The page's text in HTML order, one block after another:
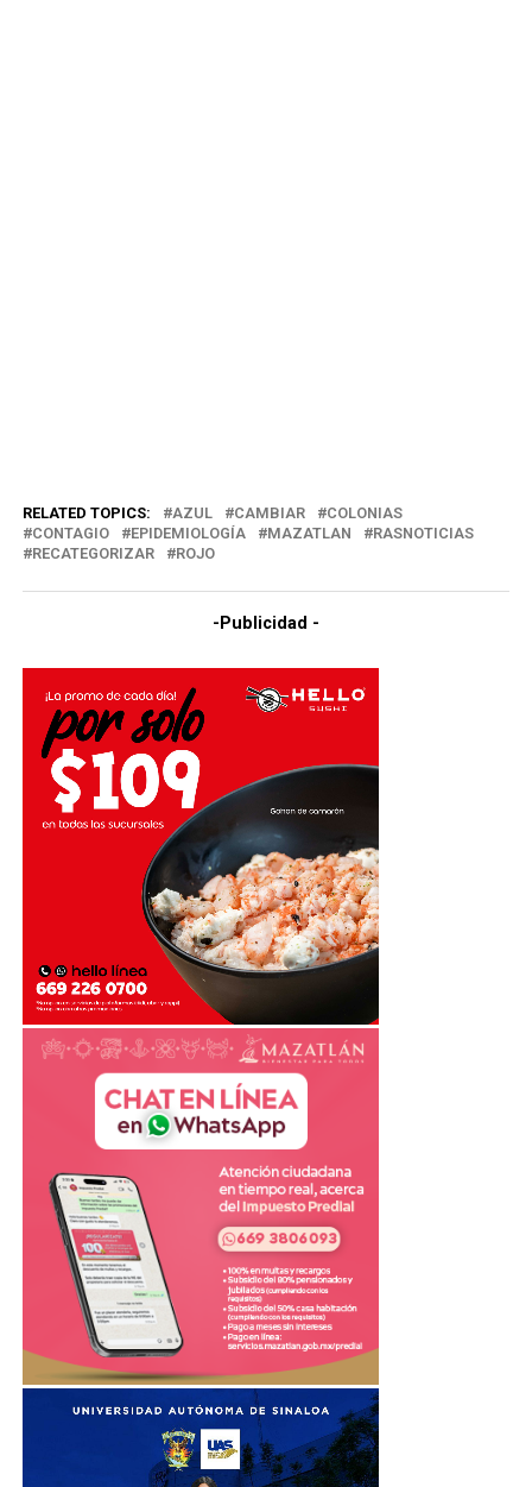
RELATED TOPICS: AZUL CAMBIAR
COLONIAS
CONTAGIO
EPIDEMIOLOGÍA MAZATLAN
RASNOTICIAS
RECATEGORIZAR
ROJO
-Publicidad -